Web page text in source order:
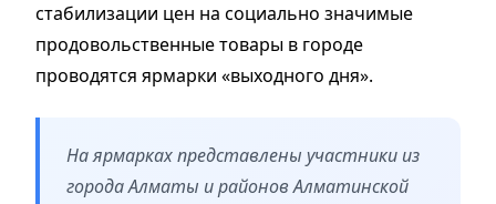
стабилизации цен на социально значимые
продовольственные товары в городе
проводятся ярмарки «выходного дня».
На ярмарках представлены участники из
города Алматы и районов Алматинской